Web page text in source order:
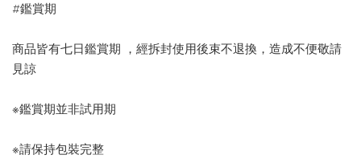
#鑑賞期
商品皆有七日鑑賞期 ，經拆封使用後束不退換，造成不便敬請
見諒
※鑑賞期並非試用期
※請保持包裝完整